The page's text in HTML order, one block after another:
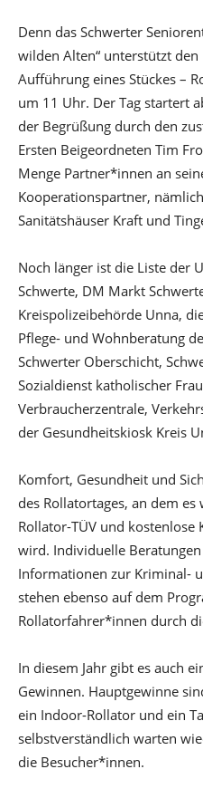
Denn das Schwerter
wilden Alten“ unterstützt
Aufführung eines Stückes –
um 11 Uhr. Der Tag startert
der Begrüßung durch den
Ersten Beigeordneten Tim
Menge Partner*innen an
Kooperationspartner,
Sanitätshäuser Kraft und
Noch länger ist die Liste der
Schwerte, DM Markt
Kreispolizeibehörde Unna,
Pflege- und Wohnberatung
Schwerter Oberschicht,
Sozialdienst katholischer
Verbraucherzentrale,
der Gesundheitskiosk Kreis
Komfort, Gesundheit und
des Rollatortages, an dem
Rollator-TÜV und kostenlose
wird. Individuelle
Informationen zur Kriminal-
stehen ebenso auf dem
Rollatorfahrer*innen durch
In diesem Jahr gibt es auch
Gewinnen. Hauptgewinne
ein Indoor-Rollator und ein
selbstverständlich warten
die Besucher*innen.